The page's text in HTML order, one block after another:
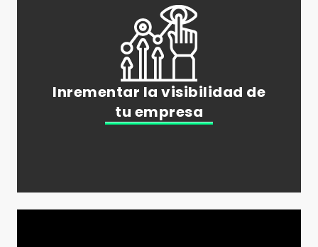
Inrementar la visibilidad de
tu empresa